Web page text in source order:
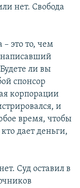
нет. Свобода
– это то, чем
написавший
ли вы
спонсор
корпорации
и
время, чтобы
дает деньги,
Суд оставил в